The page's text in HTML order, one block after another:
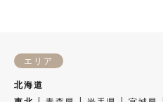
エリア
北海道